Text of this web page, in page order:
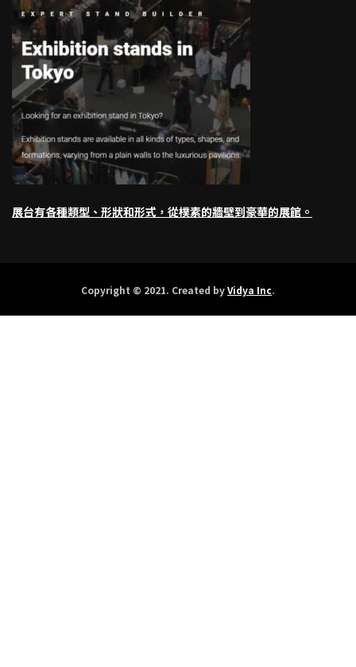
展台有各種類型、形狀和形式，從樸素的牆壁到豪華的展館。
Copyright © 2021. Created byVidya Inc.